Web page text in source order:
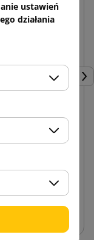
stretch
ustawień
działania